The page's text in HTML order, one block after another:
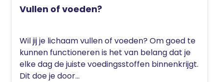
Vullen of voeden?
Wil jij je lichaam vullen of voeden? Om goed te
kunnen functioneren is het van belang dat je
elke dag de juiste voedingsstoffen binnenkrijgt.
Dit doe je door...